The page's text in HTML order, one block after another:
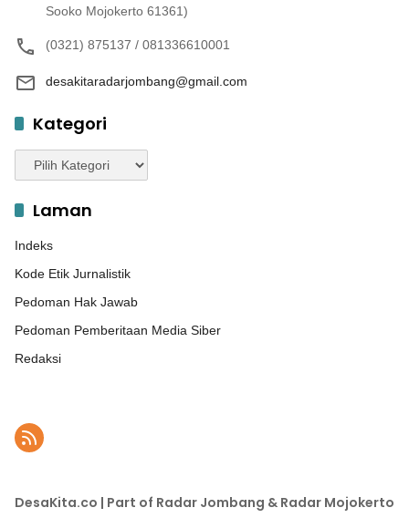
Sooko Mojokerto 61361)
(0321) 875137 / 081336610001
desakitaradarjombang@gmail.com
Kategori
Kategori
Laman
Indeks
Kode Etik Jurnalistik
Pedoman Hak Jawab
Pedoman Pemberitaan Media Siber
Redaksi
DesaKita.co | Part of Radar Jombang & Radar Mojokerto